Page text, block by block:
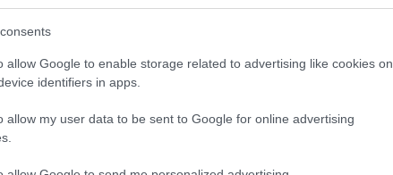
allow Google to enable storage related to advertising like cookies on
identifiers in apps.
allow my user data to be sent to Google for online advertising